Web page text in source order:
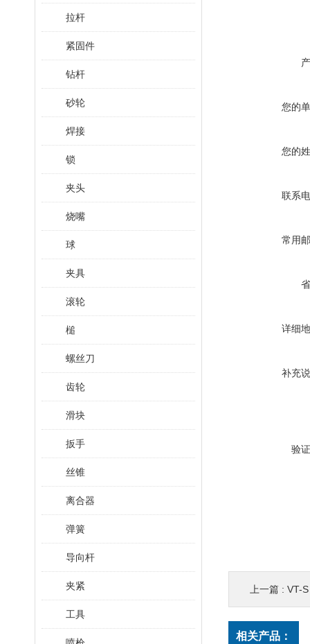
拉杆
紧固件
钻杆
砂轮
焊接
锁
夹头
烧嘴
球
夹具
滚轮
槌
螺丝刀
齿轮
滑块
扳手
丝锥
离合器
弹簧
导向杆
夹紧
工具
您的
您的
联系
常用
详细
补充
验
上一篇 : VT-S
相关产品：